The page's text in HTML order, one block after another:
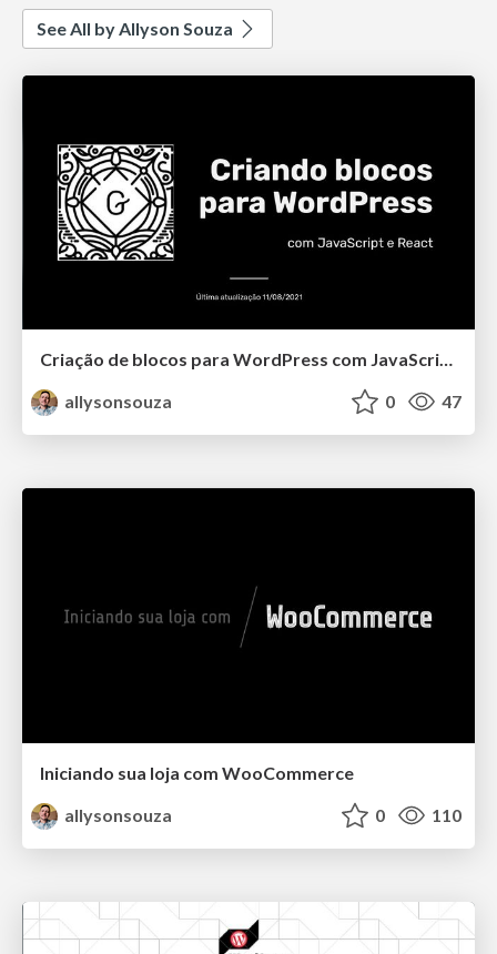
See All by Allyson Souza
Criação de blocos para WordPress com JavaScript e React
allysonsouza
0 47
Iniciando sua loja com WooCommerce
allysonsouza
0 110